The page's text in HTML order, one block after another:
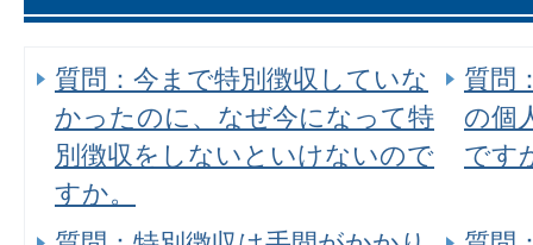
質問：今まで特別徴収していな
かったのに、なぜ今になって特
別徴収をしないといけないので
すか。
質問
の個
です